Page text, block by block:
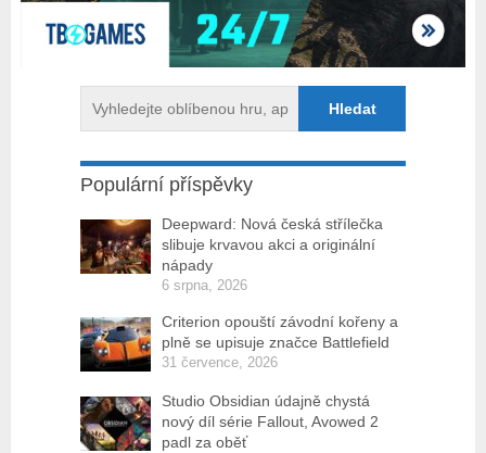
Populární příspěvky
Deepward: Nová česká střílečka
slibuje krvavou akci a originální
nápady
6 srpna, 2026
Criterion opouští závodní kořeny a
plně se upisuje značce Battlefield
31 července, 2026
Studio Obsidian údajně chystá
nový díl série Fallout, Avowed 2
padl za oběť